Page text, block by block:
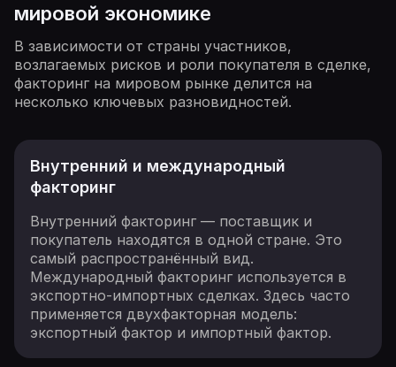
мировой экономике
В зависимости от страны участников,
возлагаемых рисков и роли покупателя в сделке,
факторинг на мировом рынке делится на
несколько ключевых разновидностей.
Внутренний и международный
факторинг
Внутренний факторинг — поставщик и
покупатель находятся в одной стране. Это
самый распространённый вид.
Международный факторинг используется в
экспортно-импортных сделках. Здесь часто
применяется двухфакторная модель:
экспортный фактор и импортный фактор.